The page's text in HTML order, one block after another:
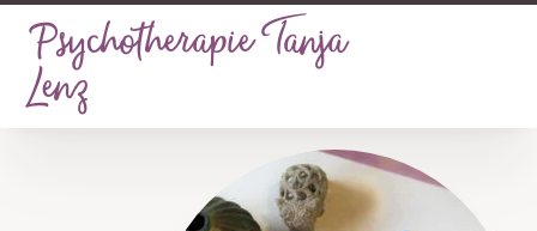
Psychotherapie Tanja
Lenz